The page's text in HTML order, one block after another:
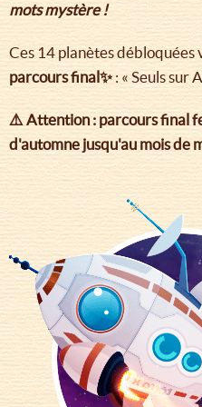
mots mystère !
Ces 14 planètes débloquées
parcours final✨: « Seuls sur
⚠️ Attention : parcours final
d'automne jusqu'au mois de